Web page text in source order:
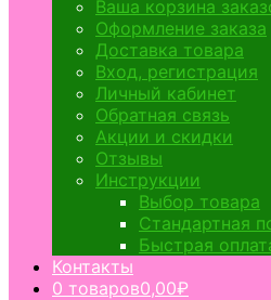
Ваша корзина
Оформление заказа
Доставка товара
Вход, регистрация
Личный кабинет
Обратная связь
Акции и скидки
Отзывы
Инструкции
Выбор товара
Стандартная
Быстрая
Контакты
0 товаров0,00₽